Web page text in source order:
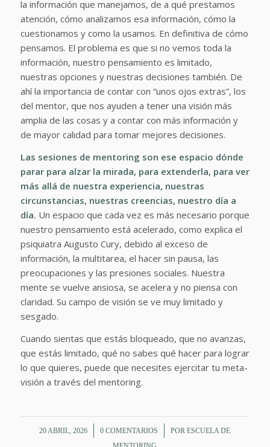
la información que manejamos, de a qué prestamos
atención, cómo analizamos esa información, cómo la
cuestionamos y como la usamos. En definitiva de cómo
pensamos. El problema es que si no vemos toda la
información, nuestro pensamiento es limitado,
nuestras opciones y nuestras decisiones también. De
ahí la importancia de contar con “unos ojos extras”, los
del mentor, que nos ayuden a tener una visión más
amplia de las cosas y a contar con más información y
de mayor calidad para tomar mejores decisiones.
Las sesiones de mentoring son ese espacio dónde
parar para alzar la mirada, para extenderla, para ver
más allá de nuestra experiencia, nuestras
circunstancias, nuestras creencias, nuestro día a
día. Un espacio que cada vez es más necesario porque
nuestro pensamiento está acelerado, como explica el
psiquiatra Augusto Cury, debido al exceso de
información, la multitarea, el hacer sin pausa, las
preocupaciones y las presiones sociales. Nuestra
mente se vuelve ansiosa, se acelera y no piensa con
claridad. Su campo de visión se ve muy limitado y
sesgado.
Cuando sientas que estás bloqueado, que no avanzas,
que estás limitado, qué no sabes qué hacer para lograr
lo que quieres, puede que necesites ejercitar tu meta-
visión a través del mentoring.
20 ABRIL, 2026
/ 0 COMENTARIOS
/ PORESCUELA DE